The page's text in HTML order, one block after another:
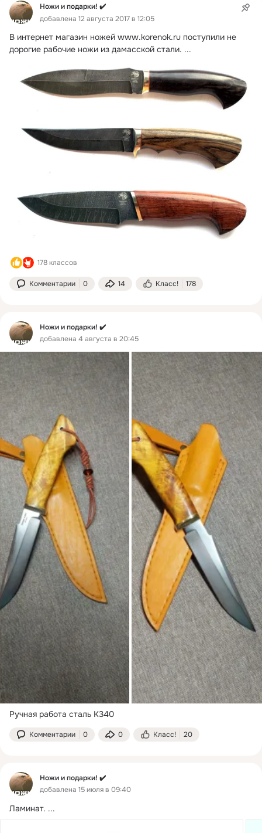
Ножи и подарки! ✔️
добавлена 12 августа 2017 в 12:05
В интернет магазин ножей www.korenok.ru поступили не
дорогие рабочие ножи из дамасской стали. ...
178 классов
Комментарии 0 14 Класс! 178
Ножи и подарки! ✔️
добавлена 4 августа в 20:45
Ручная работа сталь К340
Комментарии 0 0 Класс! 20
Ножи и подарки! ✔️
добавлена 15 июля в 09:40
Ламинат. ...